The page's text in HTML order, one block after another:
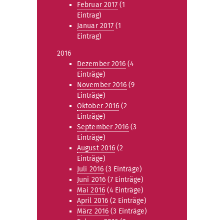
Februar 2017 (1
Eintrag)
Januar 2017 (1
Eintrag)
2016
Dezember 2016 (4
Einträge)
November 2016 (9
Einträge)
Oktober 2016 (2
Einträge)
September 2016 (3
Einträge)
August 2016 (2
Einträge)
Juli 2016(3 Einträge)
Juni 2016(7 Einträge)
Mai 2016(4 Einträge)
April 2016 (2 Einträge)
März 2016(3 Einträge)